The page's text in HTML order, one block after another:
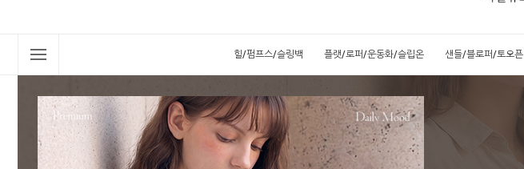
힐/펌프스/슬링백 플랫/로퍼/운동화/슬립온 샌들/블로퍼/토오픈